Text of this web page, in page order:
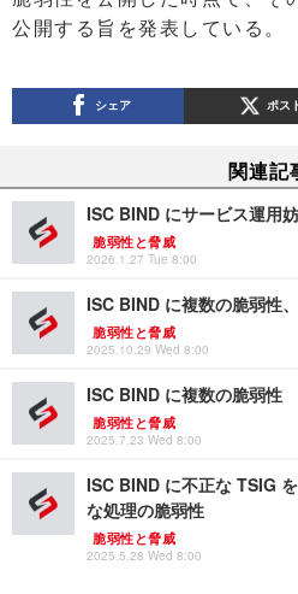
公開する旨を発表している。
シェア ポス
関連記
ISC BIND にサービス運用
脆弱性と脅威
2026.1.27 Tue 8:00
ISC BIND に複数の脆弱性
脆弱性と脅威
2025.10.29 Wed 8:00
ISC BIND に複数の脆弱性
脆弱性と脅威
2025.7.23 Wed 8:00
ISC BIND に不正な TSIG
な処理の脆弱性
脆弱性と脅威
2025.5.28 Wed 8:00